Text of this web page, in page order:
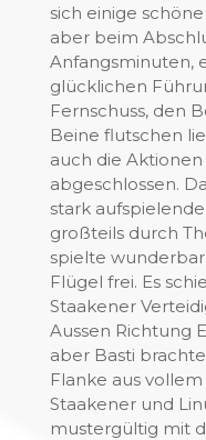
sich einige
aber beim
Anfangsminuten,
glücklichen
Fernschuss, den
Beine flutschen
auch die
abgeschlossen.
stark
großteils durch
spielte
Flügel frei. Es
Staakener
Aussen Richtung
aber Basti
Flanke aus
Staakener und
mustergültig mit